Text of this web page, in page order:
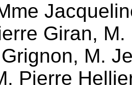
Giran, M.
, M.
Pierre